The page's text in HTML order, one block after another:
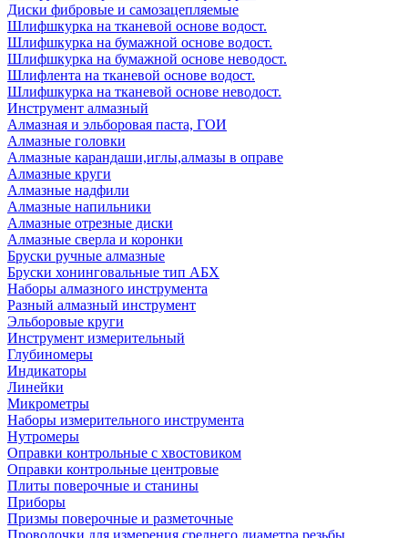
Диски фибровые и самозацепляемые
Шлифшкурка на тканевой основе водост.
Шлифшкурка на бумажной основе водост.
Шлифшкурка на бумажной основе неводост.
Шлифлента на тканевой основе водост.
Шлифшкурка на тканевой основе неводост.
Инструмент алмазный
Алмазная и эльборовая паста, ГОИ
Алмазные головки
Алмазные карандаши,иглы,алмазы в оправе
Алмазные круги
Алмазные надфили
Алмазные напильники
Алмазные отрезные диски
Алмазные сверла и коронки
Бруски ручные алмазные
Бруски хонинговальные тип АБХ
Наборы алмазного инструмента
Разный алмазный инструмент
Эльборовые круги
Инструмент измерительный
Глубиномеры
Индикаторы
Линейки
Микрометры
Наборы измерительного инструмента
Нутромеры
Оправки контрольные с хвостовиком
Оправки контрольные центровые
Плиты поверочные и станины
Приборы
Призмы поверочные и разметочные
Проволочки для измерения среднего диаметра резьбы